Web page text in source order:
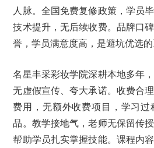
人脉。全国免费复修政策，学员
技术提升，无后续收费。品牌口
誉，学员满意度高，是避坑优选的
名星丰采彩妆学院深耕本地多年
无虚假宣传、夸大承诺。收费合
费用，无额外收费项目，学习
品。教学接地气，老师无保留传
帮助学员扎实掌握技能。课程内